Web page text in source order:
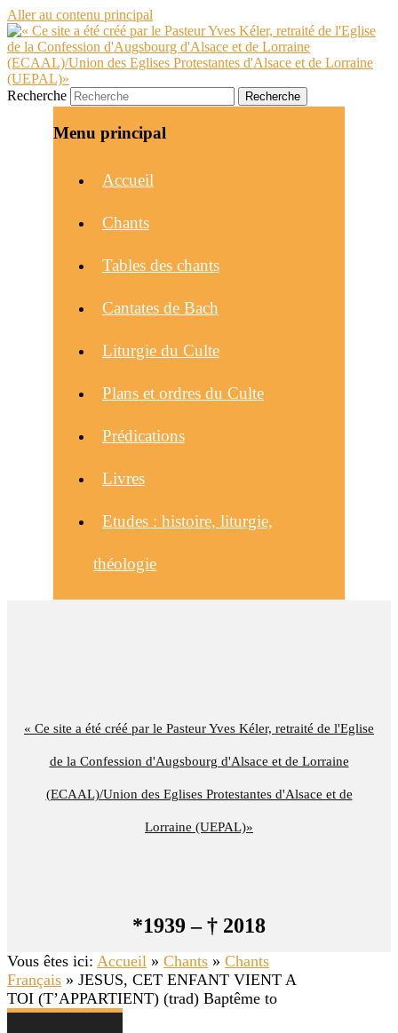
Aller au contenu principal
« Ce site a été créé par le Pasteur Yves Kéler, retraité de l'Eglise
de la Confession d'Augsbourg d'Alsace et de Lorraine
(ECAAL)/Union des Eglises Protestantes d'Alsace et de
Lorraine (UEPAL)»
*1939 – † 2018
Recherche
Menu principal
Accueil
Chants
Tables des chants
Cantates de Bach
Liturgie du Culte
Plans et ordres du Culte
Prédications
Livres
Etudes : histoire, liturgie,
théologie
Vous êtes ici: Accueil » Chants » Chants
Français » JESUS, CET ENFANT VIENT A
TOI (T’APPARTIENT) (trad) Baptême to